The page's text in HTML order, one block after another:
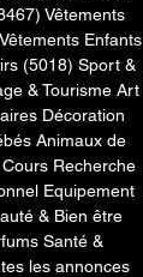
Vêtements
Enfants
(5018) Sport &
& Tourisme Art
Décoration
Animaux de
Recherche
Equipement
& Bien être
Santé &
les annonces